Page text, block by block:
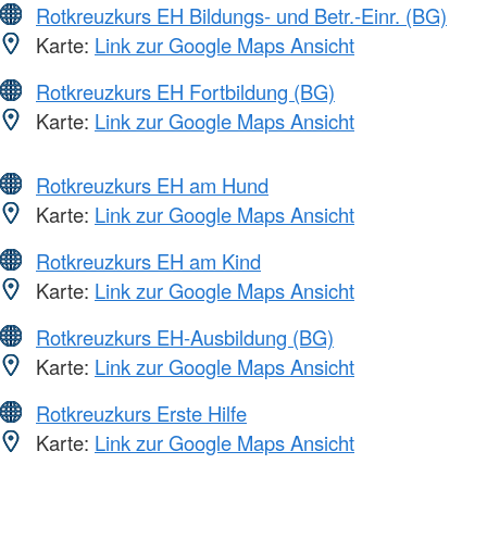
Rotkreuzkurs EH Bildungs- und Betr.-Einr. (BG)
Karte: Link zur Google Maps Ansicht
Rotkreuzkurs EH Fortbildung (BG)
Karte: Link zur Google Maps Ansicht
Rotkreuzkurs EH am Hund
Karte: Link zur Google Maps Ansicht
Rotkreuzkurs EH am Kind
Karte: Link zur Google Maps Ansicht
Rotkreuzkurs EH-Ausbildung (BG)
Karte: Link zur Google Maps Ansicht
Rotkreuzkurs Erste Hilfe
Karte: Link zur Google Maps Ansicht